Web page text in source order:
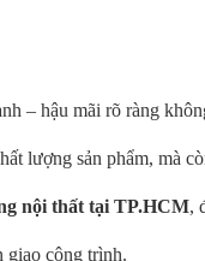
– hậu mãi rõ ràng
lượng sản phẩm, mà
nội thất tại TP.HCM,
giao công trình.